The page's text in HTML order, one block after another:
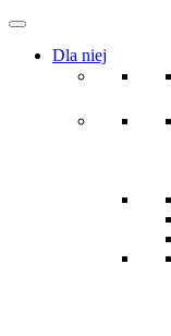
Dla niej